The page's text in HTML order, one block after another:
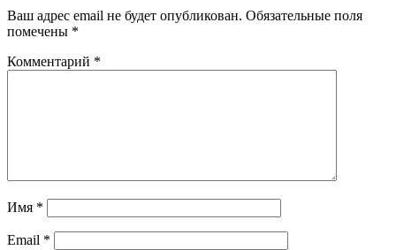
Ваш адрес email не будет опубликован. Обязательные поля
помечены *
Комментарий *
Имя *
Email *